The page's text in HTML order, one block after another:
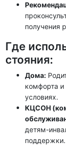
получения
Где
стояния:
Дома:
комфорта и
условиях.
КЦСОН
детям-
поддержки.